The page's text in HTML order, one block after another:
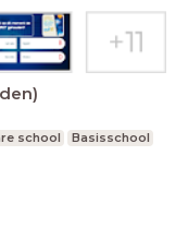
school
Basisschool